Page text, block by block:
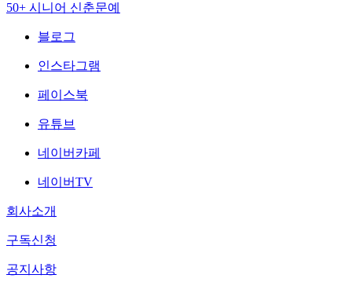
50+ 시니어 신춘문예
블로그
인스타그램
페이스북
유튜브
네이버카페
네이버TV
회사소개
구독신청
공지사항